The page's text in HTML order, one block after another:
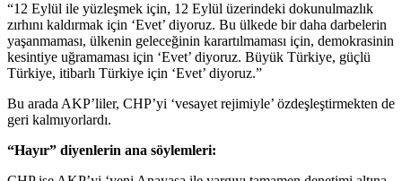
“12 Eylül ile yüzleşmek için, 12 Eylül üzerindeki dokunulmazlık
zırhını kaldırmak için ‘Evet’ diyoruz. Bu ülkede bir daha darbelerin
yaşanmaması, ülkenin geleceğinin karartılmaması için, demokrasinin
kesintiye uğramaması için ‘Evet’ diyoruz. Büyük Türkiye, güçlü
Türkiye, itibarlı Türkiye için ‘Evet’ diyoruz.”
Bu arada AKP’liler, CHP’yi ‘vesayet rejimiyle’ özdeşleştirmekten de
geri kalmıyorlardı.
“Hayır” diyenlerin ana söylemleri: